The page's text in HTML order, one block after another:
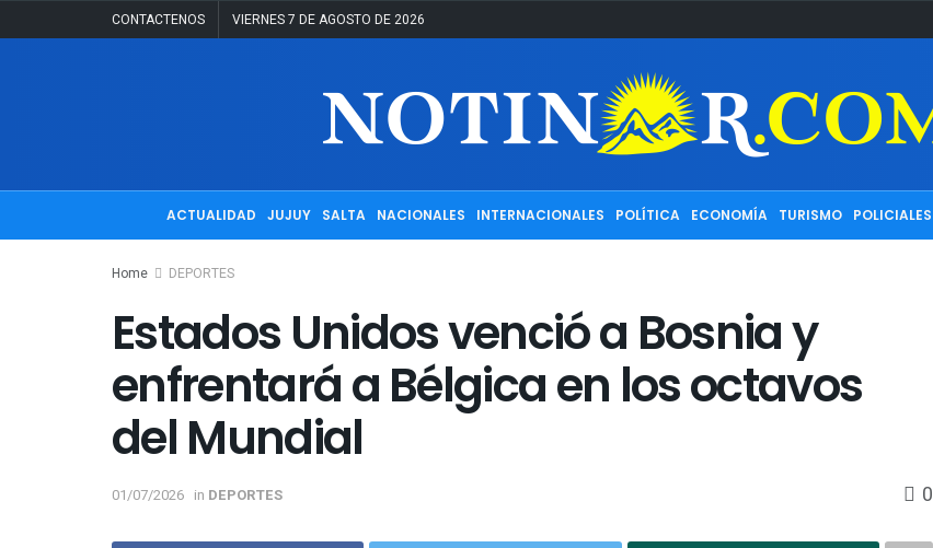
CONTACTENOS VIERNES 7 DE AGOSTO DE 2026
ACTUALIDAD JUJUY SALTA NACIONALES INTERNACIONALES POLÍTICA ECONOMÍA TURISMO POLICIALES
Home DEPORTES
Estados Unidos venció a Bosnia y
enfrentará a Bélgica en los octavos
del Mundial
01/07/2026 in DEPORTES 0